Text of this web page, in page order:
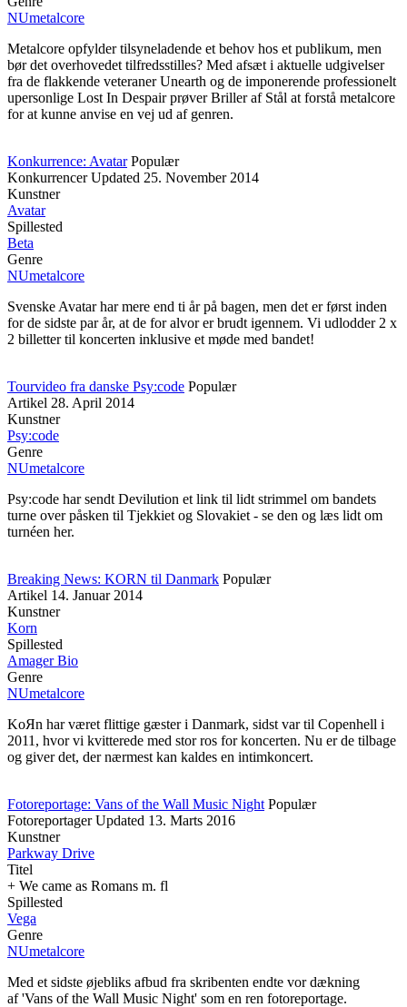
NUmetalcore
Metalcore opfylder tilsyneladende et behov hos et publikum, men
bør det overhovedet tilfredsstilles? Med afsæt i aktuelle udgivelser
fra de flakkende veteraner Unearth og de imponerende professionelt
upersonlige Lost In Despair prøver Briller af Stål at forstå metalcore
for at kunne anvise en vej ud af genren.
Konkurrence: Avatar Populær
Konkurrencer Updated 25. November 2014
Kunstner
Avatar
Spillested
Beta
Genre
NUmetalcore
Svenske Avatar har mere end ti år på bagen, men det er først inden
for de sidste par år, at de for alvor er brudt igennem. Vi udlodder 2 x
2 billetter til koncerten inklusive et møde med bandet!
Tourvideo fra danske Psy:code Populær
Artikel 28. April 2014
Kunstner
Psy:code
Genre
NUmetalcore
Psy:code har sendt Devilution et link til lidt strimmel om bandets
turne over påsken til Tjekkiet og Slovakiet - se den og læs lidt om
turnéen her.
Breaking News: KORN til Danmark Populær
Artikel 14. Januar 2014
Kunstner
Korn
Spillested
Amager Bio
Genre
NUmetalcore
KoЯn har været flittige gæster i Danmark, sidst var til Copenhell i
2011, hvor vi kvitterede med stor ros for koncerten. Nu er de tilbage
og giver det, der nærmest kan kaldes en intimkoncert.
Fotoreportage: Vans of the Wall Music Night Populær
Fotoreportager Updated 13. Marts 2016
Kunstner
Parkway Drive
Titel
+ We came as Romans m. fl
Spillested
Vega
Genre
NUmetalcore
Med et sidste øjebliks afbud fra skribenten endte vor dækning
af 'Vans of the Wall Music Night' som en ren fotoreportage.